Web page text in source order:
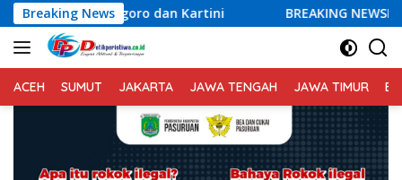
Langsung
ke
konten
Breaking News
dan Kartini BREAKING NEWSLapas
ACEH SUMUT JAKARTA JAWA TENGAH JAWA TIMUR